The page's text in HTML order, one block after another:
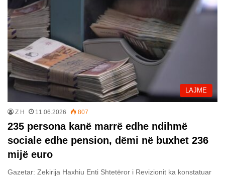
LAJME
Z H 11.06.2026 807
235 persona kanë marrë edhe ndihmë
sociale edhe pension, dëmi në buxhet 236
mijë euro
Gazetar: Zekirija Haxhiu Enti Shtetëror i Revizionit ka konstatuar